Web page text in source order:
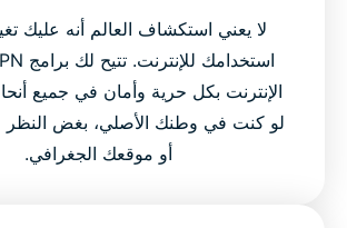
لا يعني استكشاف العالم أنه عليك
الإنترنت بكل حرية وأمان في جميع
لو كنت في وطنك الأصلي، بغض النظر
أو موقعك الجغرافي.